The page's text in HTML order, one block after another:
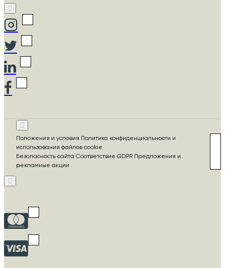
Положения и условия Политика конфиденциальности и
использования файлов cookie
Безопасность сайта Соответствие GDPR Предложения и
рекламные акции